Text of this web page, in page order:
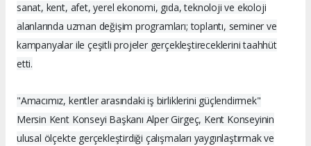
sanat, kent, afet, yerel ekonomi, gıda, teknoloji ve ekoloji
alanlarında uzman değişim programları; toplantı, seminer ve
kampanyalar ile çeşitli projeler gerçekleştireceklerini taahhüt
etti.
"Amacımız, kentler arasındaki iş birliklerini güçlendirmek"
Mersin Kent Konseyi Başkanı Alper Girgeç, Kent Konseyinin
ulusal ölçekte gerçekleştirdiği çalışmaları yaygınlaştırmak ve